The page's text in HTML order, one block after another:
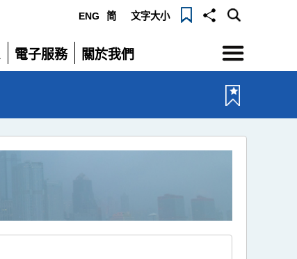
ENG 简 文字大小
電子服務
展
關於我們
展
選
單